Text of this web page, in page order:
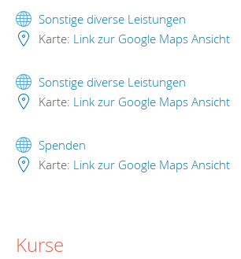
Sonstige diverse Leistungen
Karte: Link zur Google Maps Ansicht
Sonstige diverse Leistungen
Karte: Link zur Google Maps Ansicht
Spenden
Karte: Link zur Google Maps Ansicht
Kurse